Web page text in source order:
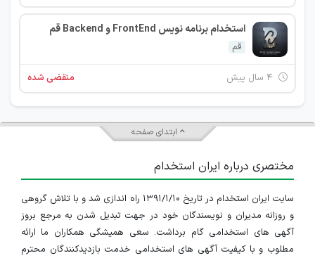
استخدام برنامه نویس FrontEnd و Backend قم
قم
منقضی شده
ابتدای صفحه
مختصری درباره ایران استخدام
سایت ایران استخدام در تاریخ ۱۳۹۱/۱/۱۰ راه اندازی شد و با تلاش گروهی
و روزانه مدیران و نویسندگان خود در جهت تبدیل شدن به مرجع بروز
آگهی های استخدامی گام برداشت. سعی همیشگی همکاران ما ارائه
مطلوب و با کیفیت آگهی های استخدامی خدمت بازدیدکنندگان محترم